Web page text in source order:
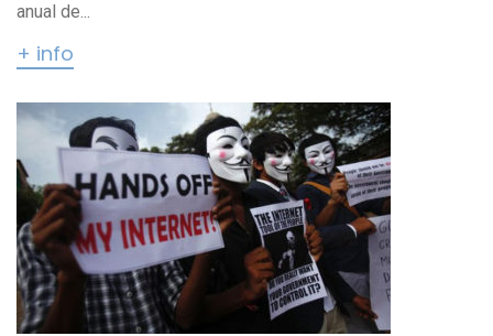
anual de...
+ info